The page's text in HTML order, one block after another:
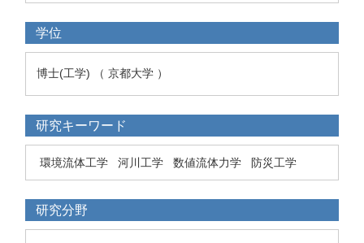
学位
博士(工学) （ 京都大学 ）
研究キーワード
環境流体工学 河川工学 数値流体力学 防災工学
研究分野